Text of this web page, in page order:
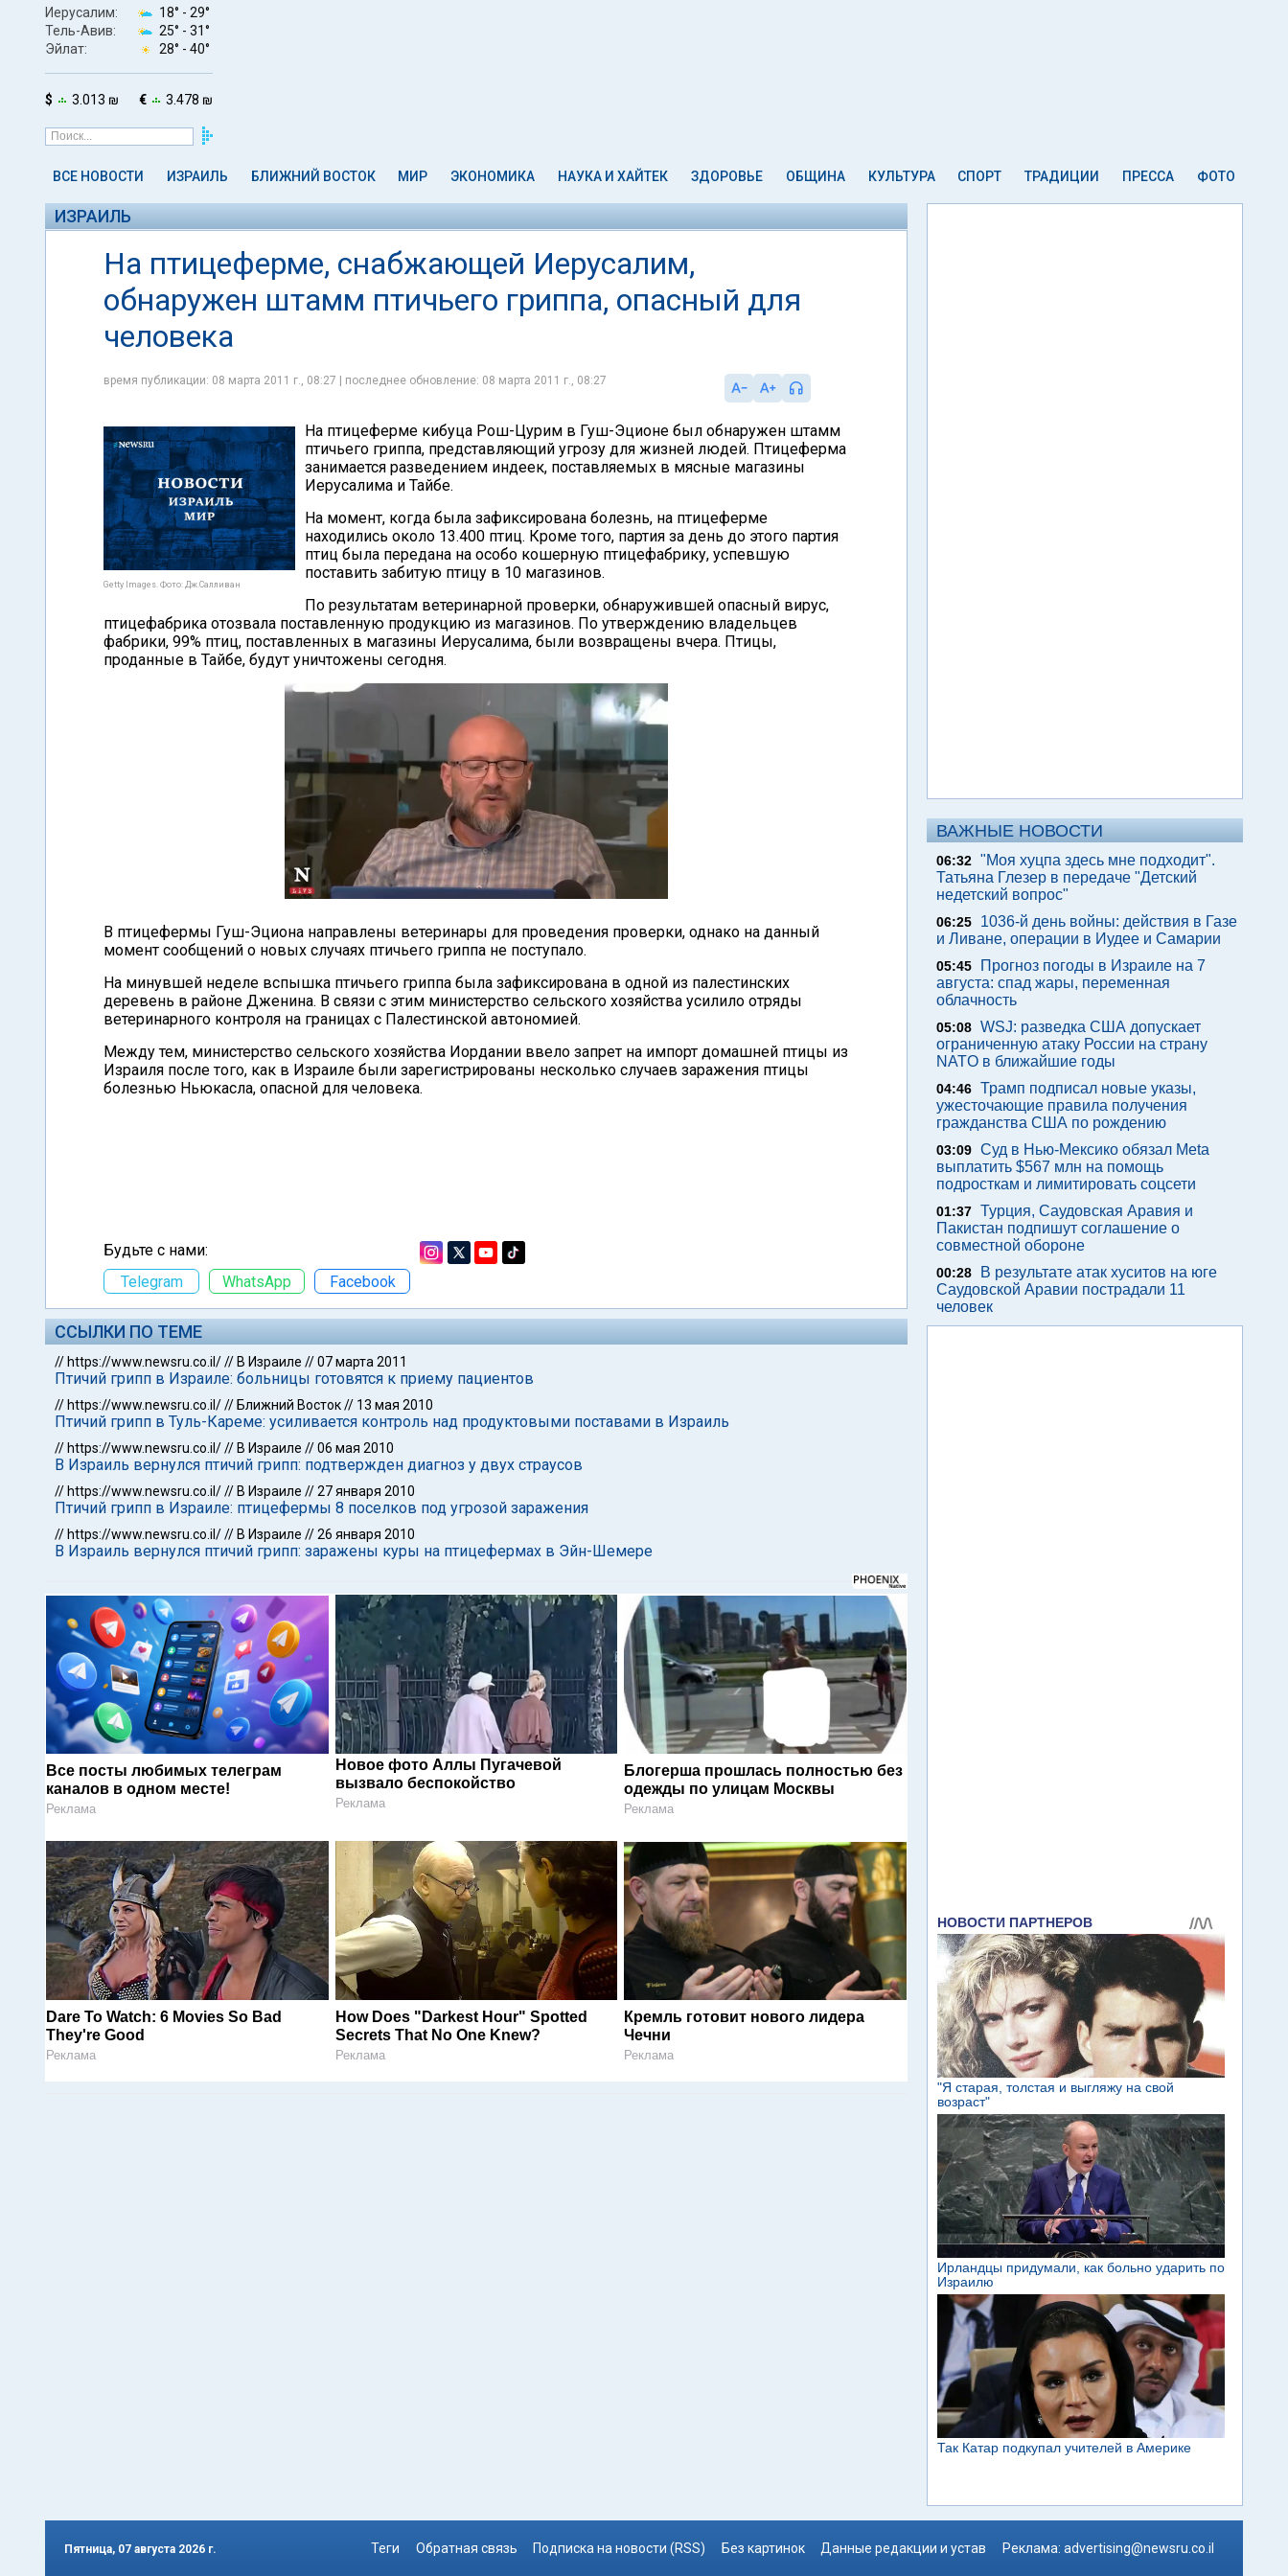
Иерусалим: 18° - 29°
Тель-Авив:
25° - 31°
Эйлат:
28° - 40°
$ 3.013 ₪ € 3.478 ₪
ВСЕ НОВОСТИ ИЗРАИЛЬ БЛИЖНИЙ ВОСТОК МИР ЭКОНОМИКА НАУКА И ХАЙТЕК ЗДОРОВЬЕ ОБЩИНА КУЛЬТУРА СПОРТ ТРАДИЦИИ ПРЕССА ФОТО
ИЗРАИЛЬ
На птицеферме, снабжающей Иерусалим,
обнаружен штамм птичьего гриппа, опасный для
человека
время публикации: 08 марта 2011 г., 08:27 | последнее обновление: 08 марта 2011 г., 08:27
Getty Images. Фото: Дж.Салливан
На птицеферме кибуца Рош-Цурим в Гуш-Эционе был обнаружен штамм
птичьего гриппа, представляющий угрозу для жизней людей. Птицеферма
занимается разведением индеек, поставляемых в мясные магазины
Иерусалима и Тайбе.
На момент, когда была зафиксирована болезнь, на птицеферме
находились около 13.400 птиц. Кроме того, партия за день до этого партия
птиц была передана на особо кошерную птицефабрику, успевшую
поставить забитую птицу в 10 магазинов.
По результатам ветеринарной проверки, обнаружившей опасный вирус,
птицефабрика отозвала поставленную продукцию из магазинов. По утверждению владельцев
фабрики, 99% птиц, поставленных в магазины Иерусалима, были возвращены вчера. Птицы,
проданные в Тайбе, будут уничтожены сегодня.
В птицефермы Гуш-Эциона направлены ветеринары для проведения проверки, однако на данный
момент сообщений о новых случаях птичьего гриппа не поступало.
На минувшей неделе вспышка птичьего гриппа была зафиксирована в одной из палестинских
деревень в районе Дженина. В связи с этим министерство сельского хозяйства усилило отряды
ветеринарного контроля на границах с Палестинской автономией.
Между тем, министерство сельского хозяйства Иордании ввело запрет на импорт домашней птицы из
Израиля после того, как в Израиле были зарегистрированы несколько случаев заражения птицы
болезнью Ньюкасла, опасной для человека.
Будьте с нами:
Telegram
WhatsApp Facebook
ССЫЛКИ ПО ТЕМЕ
// https://www.newsru.co.il/// В Израиле //07 марта 2011
Птичий грипп в Израиле: больницы готовятся к приему пациентов
// https://www.newsru.co.il/// Ближний Восток// 13 мая 2010
Птичий грипп в Туль-Кареме: усиливается контроль над продуктовыми поставами в Израиль
// https://www.newsru.co.il/// В Израиле //06 мая 2010
В Израиль вернулся птичий грипп: подтвержден диагноз у двух страусов
// https://www.newsru.co.il/// В Израиле //27 января 2010
Птичий грипп в Израиле: птицефермы 8 поселков под угрозой заражения
// https://www.newsru.co.il/// В Израиле //26 января 2010
В Израиль вернулся птичий грипп: заражены куры на птицефермах в Эйн-Шемере
Все посты любимых телеграм
каналов в одном месте!
Реклама
Новое фото Аллы Пугачевой
вызвало беспокойство
Реклама
Блогерша прошлась полностью без
одежды по улицам Москвы
Реклама
Dare To Watch: 6 Movies So Bad
They're Good
Реклама
How Does "Darkest Hour" Spotted
Secrets That No One Knew?
Реклама
Кремль готовит нового лидера
Чечни
Реклама
ВАЖНЫЕ НОВОСТИ
06:32 "Моя хуцпа здесь мне подходит".
Татьяна Глезер в передаче "Детский
недетский вопрос"
06:25
1036-й день войны: действия в Газе
и Ливане, операции в Иудее и Самарии
05:45
Прогноз погоды в Израиле на 7
августа: спад жары, переменная
облачность
05:08 WSJ: разведка США допускает
ограниченную атаку России на страну
NATO в ближайшие годы
04:46 Трамп подписал новые указы,
ужесточающие правила получения
гражданства США по рождению
03:09 Суд в Нью-Мексико обязал Meta
выплатить $567 млн на помощь
подросткам и лимитировать соцсети
01:37 Турция, Саудовская Аравия и
Пакистан подпишут соглашение о
совместной обороне
00:28
В результате атак хуситов на юге
Саудовской Аравии пострадали 11
человек
Пятница, 07 августа 2026 г. Теги Обратная связь Подписка на новости (RSS) Без картинок Данные редакции и устав Реклама: advertising@newsru.co.il